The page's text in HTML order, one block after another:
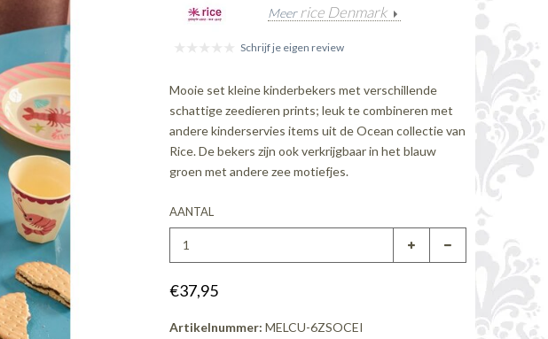
Meerrice Denmark
Schrijf je eigen review
Mooie set kleine kinderbekers met verschillende
schattige zeedieren prints; leuk te combineren met
andere kinderservies items uit de Ocean collectie van
Rice. De bekers zijn ook verkrijgbaar in het blauw
groen met andere zee motiefjes.
AANTAL
€37,95
Artikelnummer: MELCU-6ZSOCEI